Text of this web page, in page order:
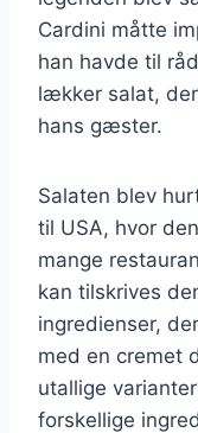
Cardini måtte
han havde til
lækker salat,
hans gæster.
Salaten blev
til USA, hvor
mange
kan tilskrives
ingredienser,
med en cremet
utallige
forskellige